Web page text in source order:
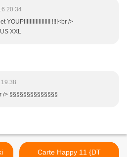
20:34
YOUPIIIIIIIIIIIIIIIIII !!!!<br />
XXL
/> §§§§§§§§§§§§§§
Carte Happy 11 {DT